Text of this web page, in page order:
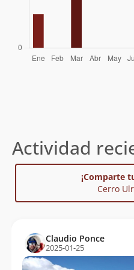
Actividad
¡Comparte
Cerro
Claudio Ponce
2025-01-25